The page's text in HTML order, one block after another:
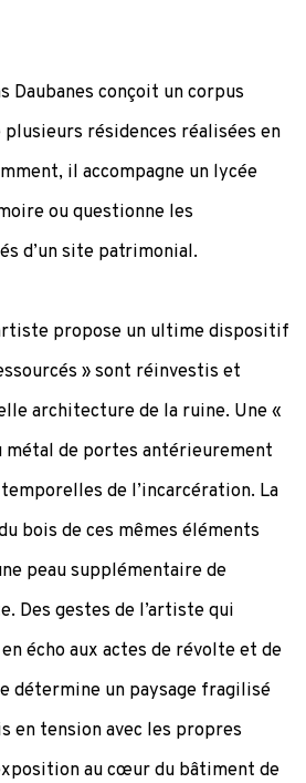
Daubanes conçoit un corpus
résidences réalisées en
il accompagne un lycée
ou questionne les
d’un site patrimonial.
propose un ultime dispositif
» sont réinvestis et
architecture de la ruine. Une «
métal de portes antérieurement
de l’incarcération. La
bois de ces mêmes éléments
peau supplémentaire de
Des gestes de l’artiste qui
écho aux actes de révolte et de
détermine un paysage fragilisé
en tension avec les propres
au cœur du bâtiment de